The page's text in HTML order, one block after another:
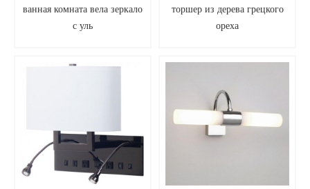
ванная комната вела зеркало
с уль
торшер из дерева грецкого
ореха